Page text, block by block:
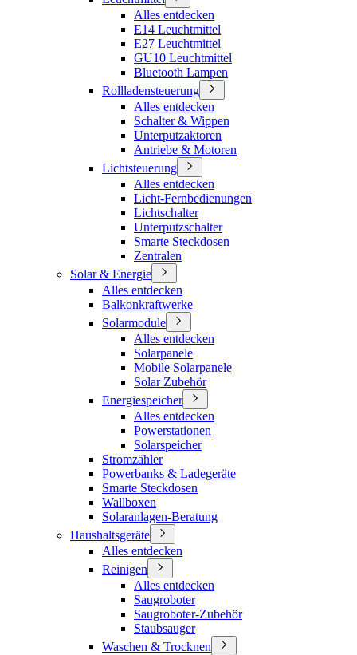
Alles entdecken
E14 Leuchtmittel
E27 Leuchtmittel
GU10 Leuchtmittel
Bluetooth Lampen
Rollladensteuerung
Alles entdecken
Schalter & Wippen
Unterputzaktoren
Antriebe & Motoren
Lichtsteuerung
Alles entdecken
Licht-Fernbedienungen
Lichtschalter
Unterputzschalter
Smarte Steckdosen
Zentralen
Solar & Energie
Alles entdecken
Balkonkraftwerke
Solarmodule
Alles entdecken
Solarpanele
Mobile Solarpanele
Solar Zubehör
Energiespeicher
Alles entdecken
Powerstationen
Solarspeicher
Stromzähler
Powerbanks & Ladegeräte
Smarte Steckdosen
Wallboxen
Solaranlagen-Beratung
Haushaltsgeräte
Alles entdecken
Reinigen
Alles entdecken
Saugroboter
Saugroboter-Zubehör
Staubsauger
Waschen & Trocknen